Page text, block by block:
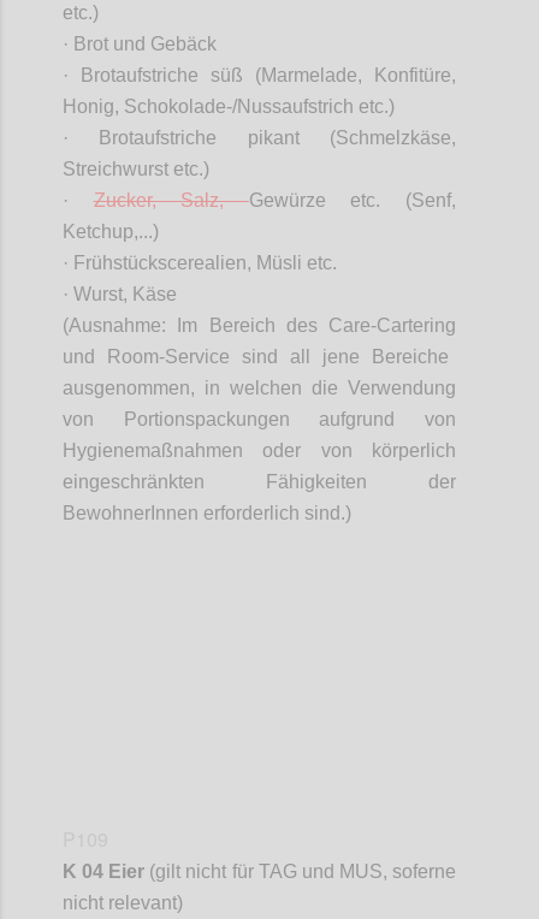
etc.)
· Brot und Gebäck
· Brotaufstriche süß (Marmelade, Konfitüre,
Honig, Schokolade-/Nussaufstrich etc.)
· Brotaufstriche pikant (Schmelzkäse,
Streichwurst etc.)
·Zucker, Salz,Gewürze etc. (Senf,
Ketchup,...)
· Frühstückscerealien, Müsli etc.
· Wurst, Käse
(Ausnahme: Im Bereich des Care-Cartering
und
Room-Service sind all jene Bereiche
ausgenommen, in welchen die Verwendung
von Portionspackungen aufgrund von
Hygienemaßnahmen oder von körperlich
eingeschränkten Fähigkeiten der
BewohnerInnen erforderlich sind.)
K 04 Eier (gilt nicht für TAG und MUS, soferne
nicht relevant)